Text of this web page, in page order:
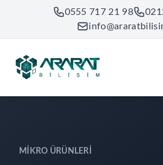
0555 717 21 98
MIKRO ÜRÜNLERI